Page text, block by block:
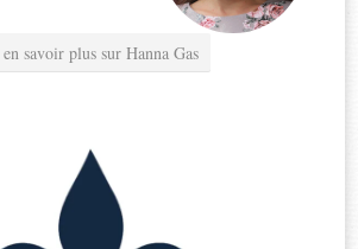
savoir plus sur Hanna Gas